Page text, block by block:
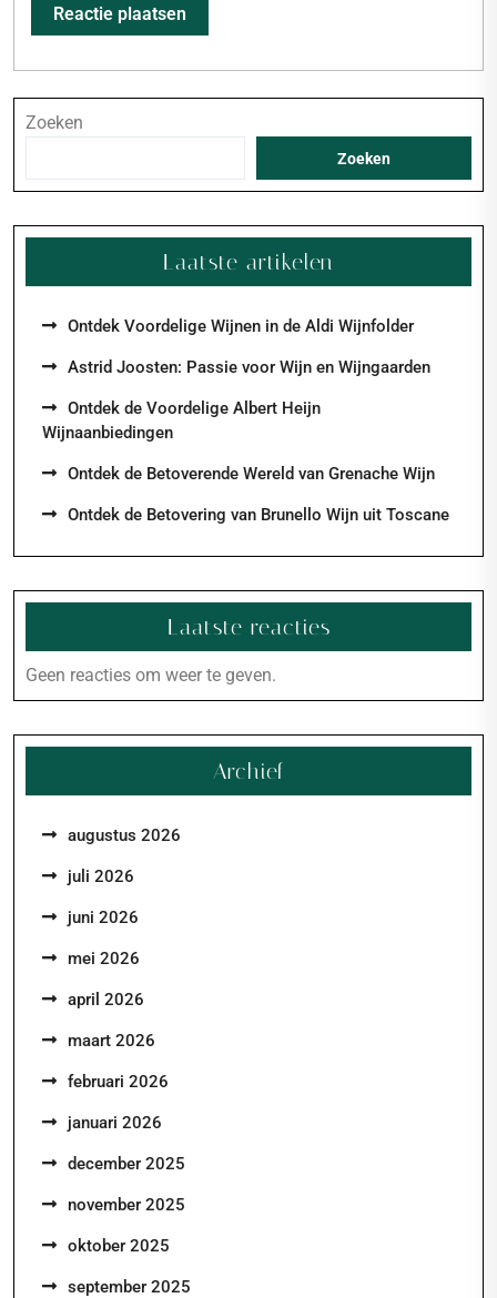
Zoeken
Zoeken
Laatste artikelen
Ontdek Voordelige Wijnen in de Aldi Wijnfolder
Astrid Joosten: Passie voor Wijn en Wijngaarden
Ontdek de Voordelige Albert Heijn
Wijnaanbiedingen
Ontdek de Betoverende Wereld van Grenache Wijn
Ontdek de Betovering van Brunello Wijn uit Toscane
Laatste reacties
Geen reacties om weer te geven.
Archief
augustus 2026
juli 2026
juni 2026
mei 2026
april 2026
maart 2026
februari 2026
januari 2026
december 2025
november 2025
oktober 2025
september 2025